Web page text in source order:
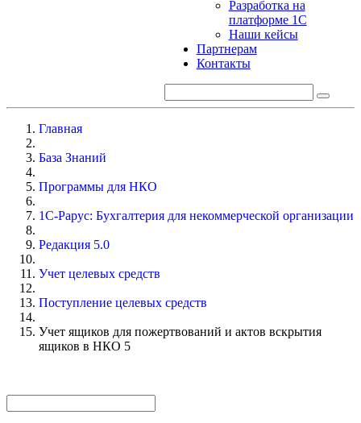
Разработка на
платформе 1С
Наши кейсы
Партнерам
Контакты
Главная
База Знаний
Программы для НКО
1С-Рарус: Бухгалтерия для некоммерческой организации
Редакция 5.0
Учет целевых средств
Поступление целевых средств
Учет ящиков для пожертвований и актов вскрытия
ящиков в НКО 5